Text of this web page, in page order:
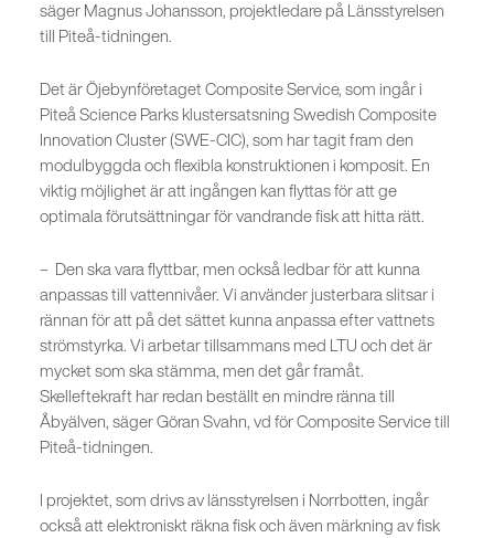
säger Magnus Johansson, projektledare på Länsstyrelsen
till Piteå-tidningen.
Det är Öjebynföretaget Composite Service, som ingår i
Piteå Science Parks klustersatsning Swedish Composite
Innovation Cluster (SWE-CIC), som har tagit fram den
modulbyggda och flexibla konstruktionen i komposit. En
viktig möjlighet är att ingången kan flyttas för att ge
optimala förutsättningar för vandrande fisk att hitta rätt.
– Den ska vara flyttbar, men också ledbar för att kunna
anpassas till vattennivåer. Vi använder justerbara slitsar i
rännan för att på det sättet kunna anpassa efter vattnets
strömstyrka. Vi arbetar tillsammans med LTU och det är
mycket som ska stämma, men det går framåt.
Skelleftekraft har redan beställt en mindre ränna till
Åbyälven, säger Göran Svahn, vd för Composite Service till
Piteå-tidningen.
I projektet, som drivs av länsstyrelsen i Norrbotten, ingår
också att elektroniskt räkna fisk och även märkning av fisk